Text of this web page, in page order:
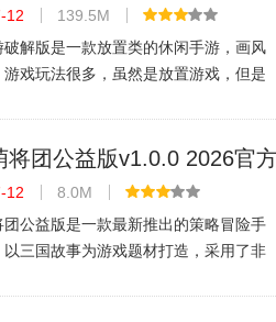
12
139.5M
破解版是一款放置类的休闲手游，画风
游戏玩法很多，虽然是放置游戏，但是
遇见心魔哦。仙谕手游破解
将团公益版v1.0.0 2026官
12
8.0M
团公益版是一款最新推出的策略冒险手
以三国故事为游戏题材打造，采用了非